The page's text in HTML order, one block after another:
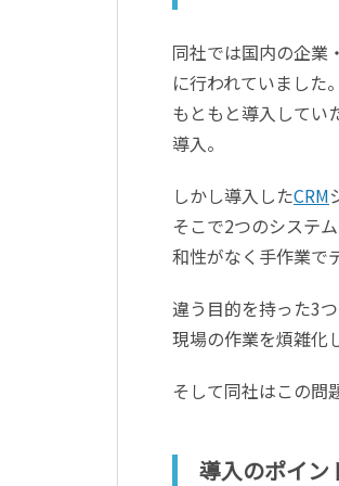
同社では国内の企業
に行われていました。
もともと導入してい
導入。
しかし導入したCRM
そこで2つのシステ
和性がなく手作業で
違う目的を持った3
現場の作業を煩雑化
そして同社はこの問
導入のポイン